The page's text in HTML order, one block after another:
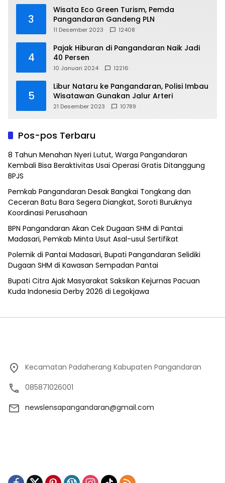
3
Wisata Eco Green Turism, Pemda
Pangandaran Gandeng PLN
11 Desember 2023 12408
4
Pajak Hiburan di Pangandaran Naik Jadi
40 Persen
10 Januari 2024 12216
5
Libur Nataru ke Pangandaran, Polisi Imbau
Wisatawan Gunakan Jalur Arteri
21 Desember 2023 10789
Pos-pos Terbaru
8 Tahun Menahan Nyeri Lutut, Warga Pangandaran
Kembali Bisa Beraktivitas Usai Operasi Gratis Ditanggung
BPJS
Pemkab Pangandaran Desak Bangkai Tongkang dan
Ceceran Batu Bara Segera Diangkat, Soroti Buruknya
Koordinasi Perusahaan
BPN Pangandaran Akan Cek Dugaan SHM di Pantai
Madasari, Pemkab Minta Usut Asal-usul Sertifikat
Polemik di Pantai Madasari, Bupati Pangandaran Selidiki
Dugaan SHM di Kawasan Sempadan Pantai
Bupati Citra Ajak Masyarakat Saksikan Kejurnas Pacuan
Kuda Indonesia Derby 2026 di Legokjawa
Kecamatan Padaherang Kabupaten Pangandaran
085871026001
newslensapangandaran@gmail.com